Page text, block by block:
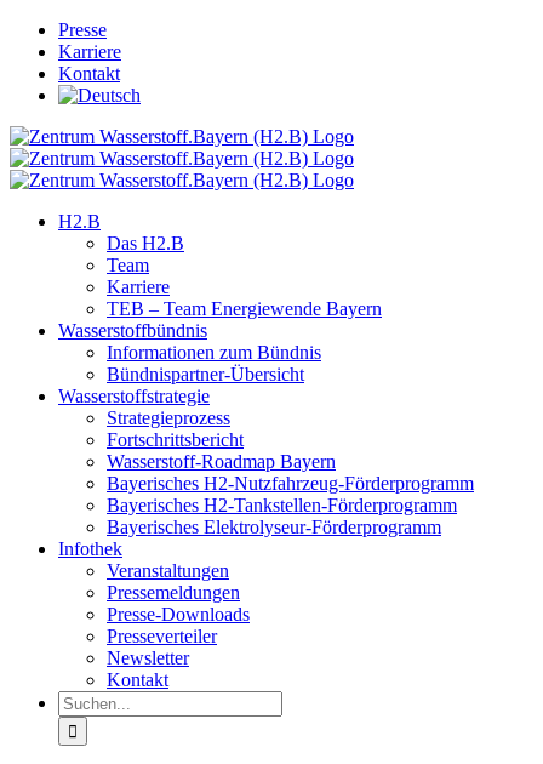
Skip
content
Presse
Karriere
Kontakt
H2.B
Das H2.B
Team
Karriere
TEB – Team Energiewende Bayern
Wasserstoffbündnis
Informationen zum Bündnis
Bündnispartner-Übersicht
Wasserstoffstrategie
Strategieprozess
Fortschrittsbericht
Wasserstoff-Roadmap Bayern
Bayerisches H2-Nutzfahrzeug-Förderprogramm
Bayerisches H2-Tankstellen-Förderprogramm
Bayerisches Elektrolyseur-Förderprogramm
Infothek
Veranstaltungen
Pressemeldungen
Presse-Downloads
Presseverteiler
Newsletter
Kontakt
Suche
nach: